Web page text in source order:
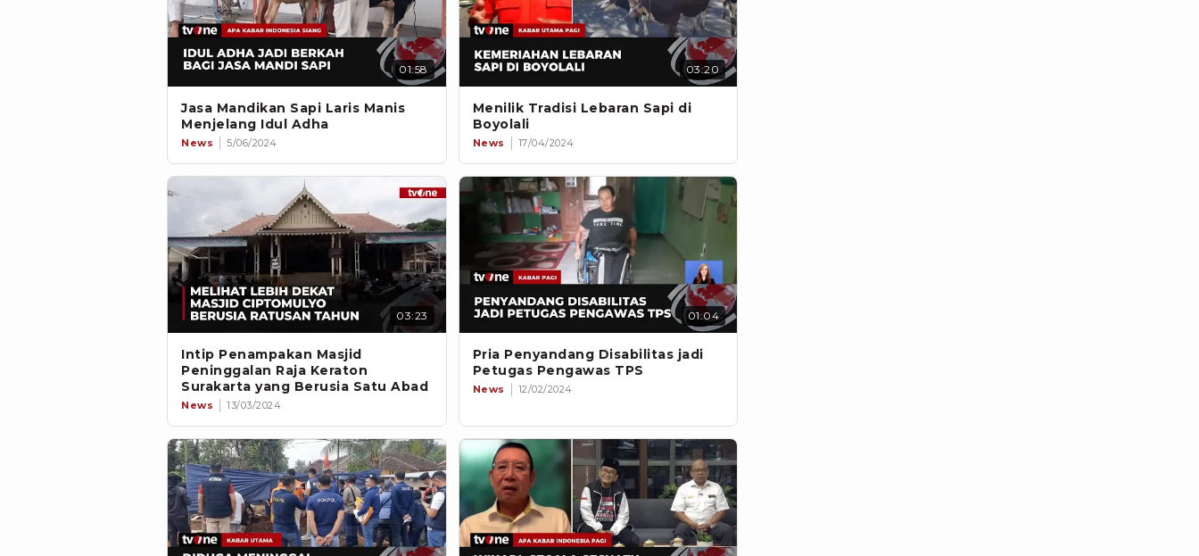
01:58
Jasa Mandikan Sapi Laris Manis
Menjelang Idul Adha
News 5/06/2024
03:20
Menilik Tradisi Lebaran Sapi di
Boyolali
News 17/04/2024
03:23
Intip Penampakan Masjid
Peninggalan Raja Keraton
Surakarta yang Berusia Satu Abad
News 13/03/2024
01:04
Pria Penyandang Disabilitas jadi
Petugas Pengawas TPS
News 12/02/2024